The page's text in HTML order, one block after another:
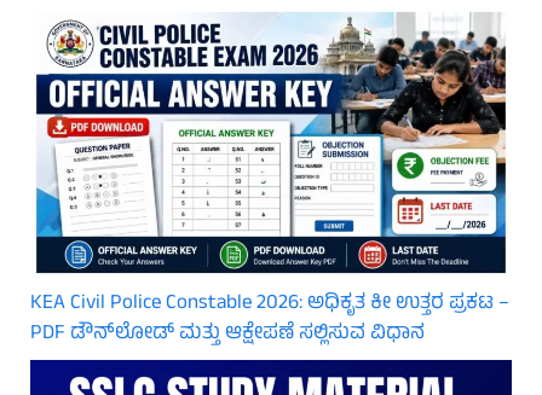
KEA Civil Police Constable 2026: ಅಧಿಕೃತ ಕೀ ಉತ್ತರ ಪ್ರಕಟ –
PDF ಡೌನ್‌ಲೋಡ್ ಮತ್ತು ಆಕ್ಷೇಪಣೆ ಸಲ್ಲಿಸುವ ವಿಧಾನ